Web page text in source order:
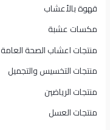
قهوة بالأعشاب
مكسات عشبة
منتجات اعشاب الصحة العامة
منتجات التخسيس والتجميل
منتجات الرياضين
منتجات العسل